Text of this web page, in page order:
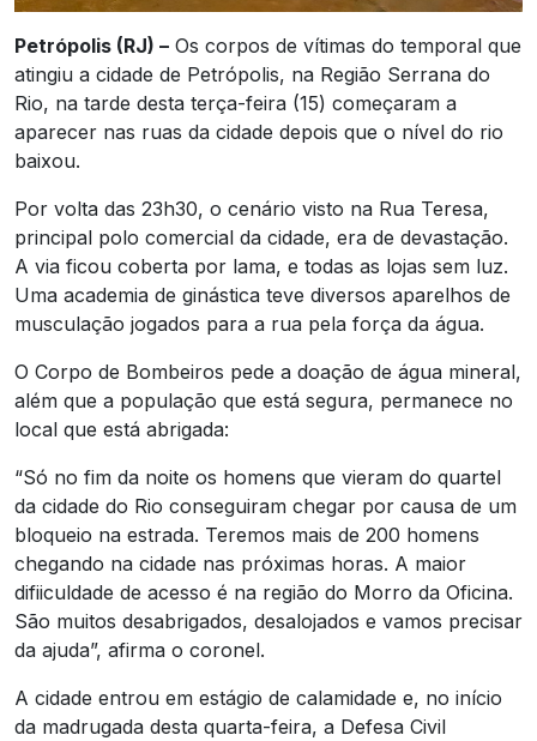
Petrópolis (RJ) – Os corpos de vítimas do temporal que
atingiu a cidade de Petrópolis, na Região Serrana do
Rio, na tarde desta terça-feira (15) começaram a
aparecer nas ruas da cidade depois que o nível do rio
baixou.
Por volta das 23h30, o cenário visto na Rua Teresa,
principal polo comercial da cidade, era de devastação.
A via ficou coberta por lama, e todas as lojas sem luz.
Uma academia de ginástica teve diversos aparelhos de
musculação jogados para a rua pela força da água.
O Corpo de Bombeiros pede a doação de água mineral,
além que a população que está segura, permanece no
local que está abrigada:
“Só no fim da noite os homens que vieram do quartel
da cidade do Rio conseguiram chegar por causa de um
bloqueio na estrada. Teremos mais de 200 homens
chegando na cidade nas próximas horas. A maior
difiiculdade de acesso é na região do Morro da Oficina.
São muitos desabrigados, desalojados e vamos precisar
da ajuda”, afirma o coronel.
A cidade entrou em estágio de calamidade e, no início
da madrugada desta quarta-feira, a Defesa Civil